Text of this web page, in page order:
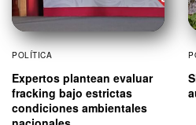
POLÍTICA
Expertos plantean evaluar
fracking bajo estrictas
condiciones ambientales